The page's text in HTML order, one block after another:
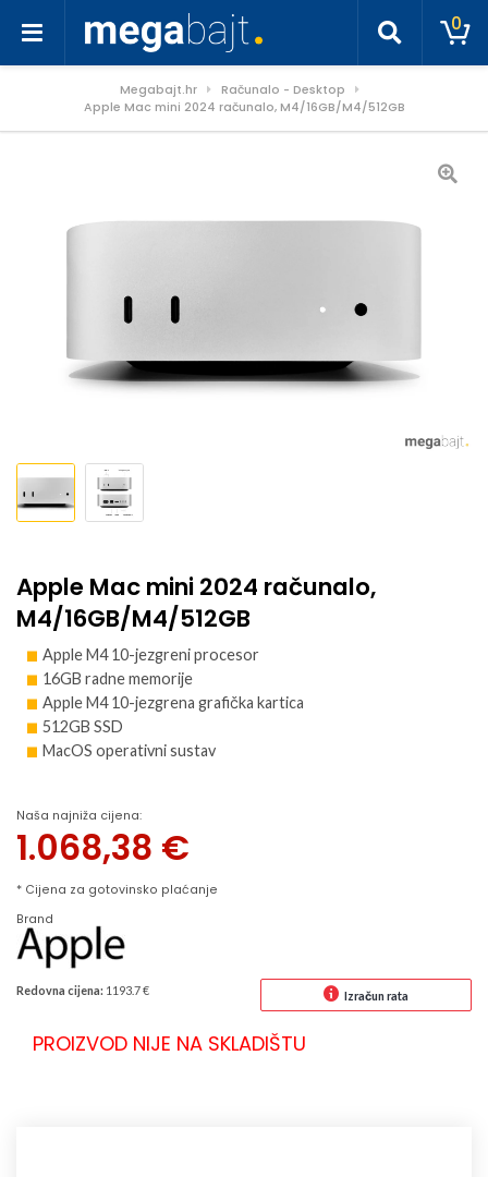
0
Megabajt.hr
Računalo - Desktop
Apple Mac mini 2024 računalo, M4/16GB/M4/512GB
Apple Mac mini 2024 računalo,
M4/16GB/M4/512GB
Apple M4 10-jezgreni procesor
16GB radne memorije
Apple M4 10-jezgrena grafička kartica
512GB SSD
MacOS operativni sustav
Naša najniža cijena:
1.068,38 €
* Cijena za gotovinsko plaćanje
Brand
Redovna cijena: 1193.7 € Izračun rata
PROIZVOD NIJE NA SKLADIŠTU